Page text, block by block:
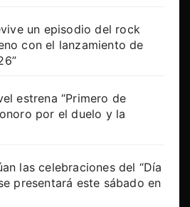
un episodio del rock
con el lanzamiento de
estrena “Primero de
por el duelo y la
las celebraciones del “Día
presentará este sábado en